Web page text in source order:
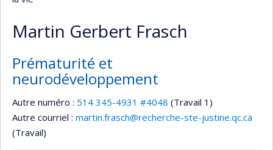
Martin Gerbert Frasch
Prématurité et
neurodéveloppement
Autre numéro : 514 345-4931 #4048 (Travail 1)
Autre courriel : martin.frasch@recherche-ste-justine.qc.ca
(Travail)